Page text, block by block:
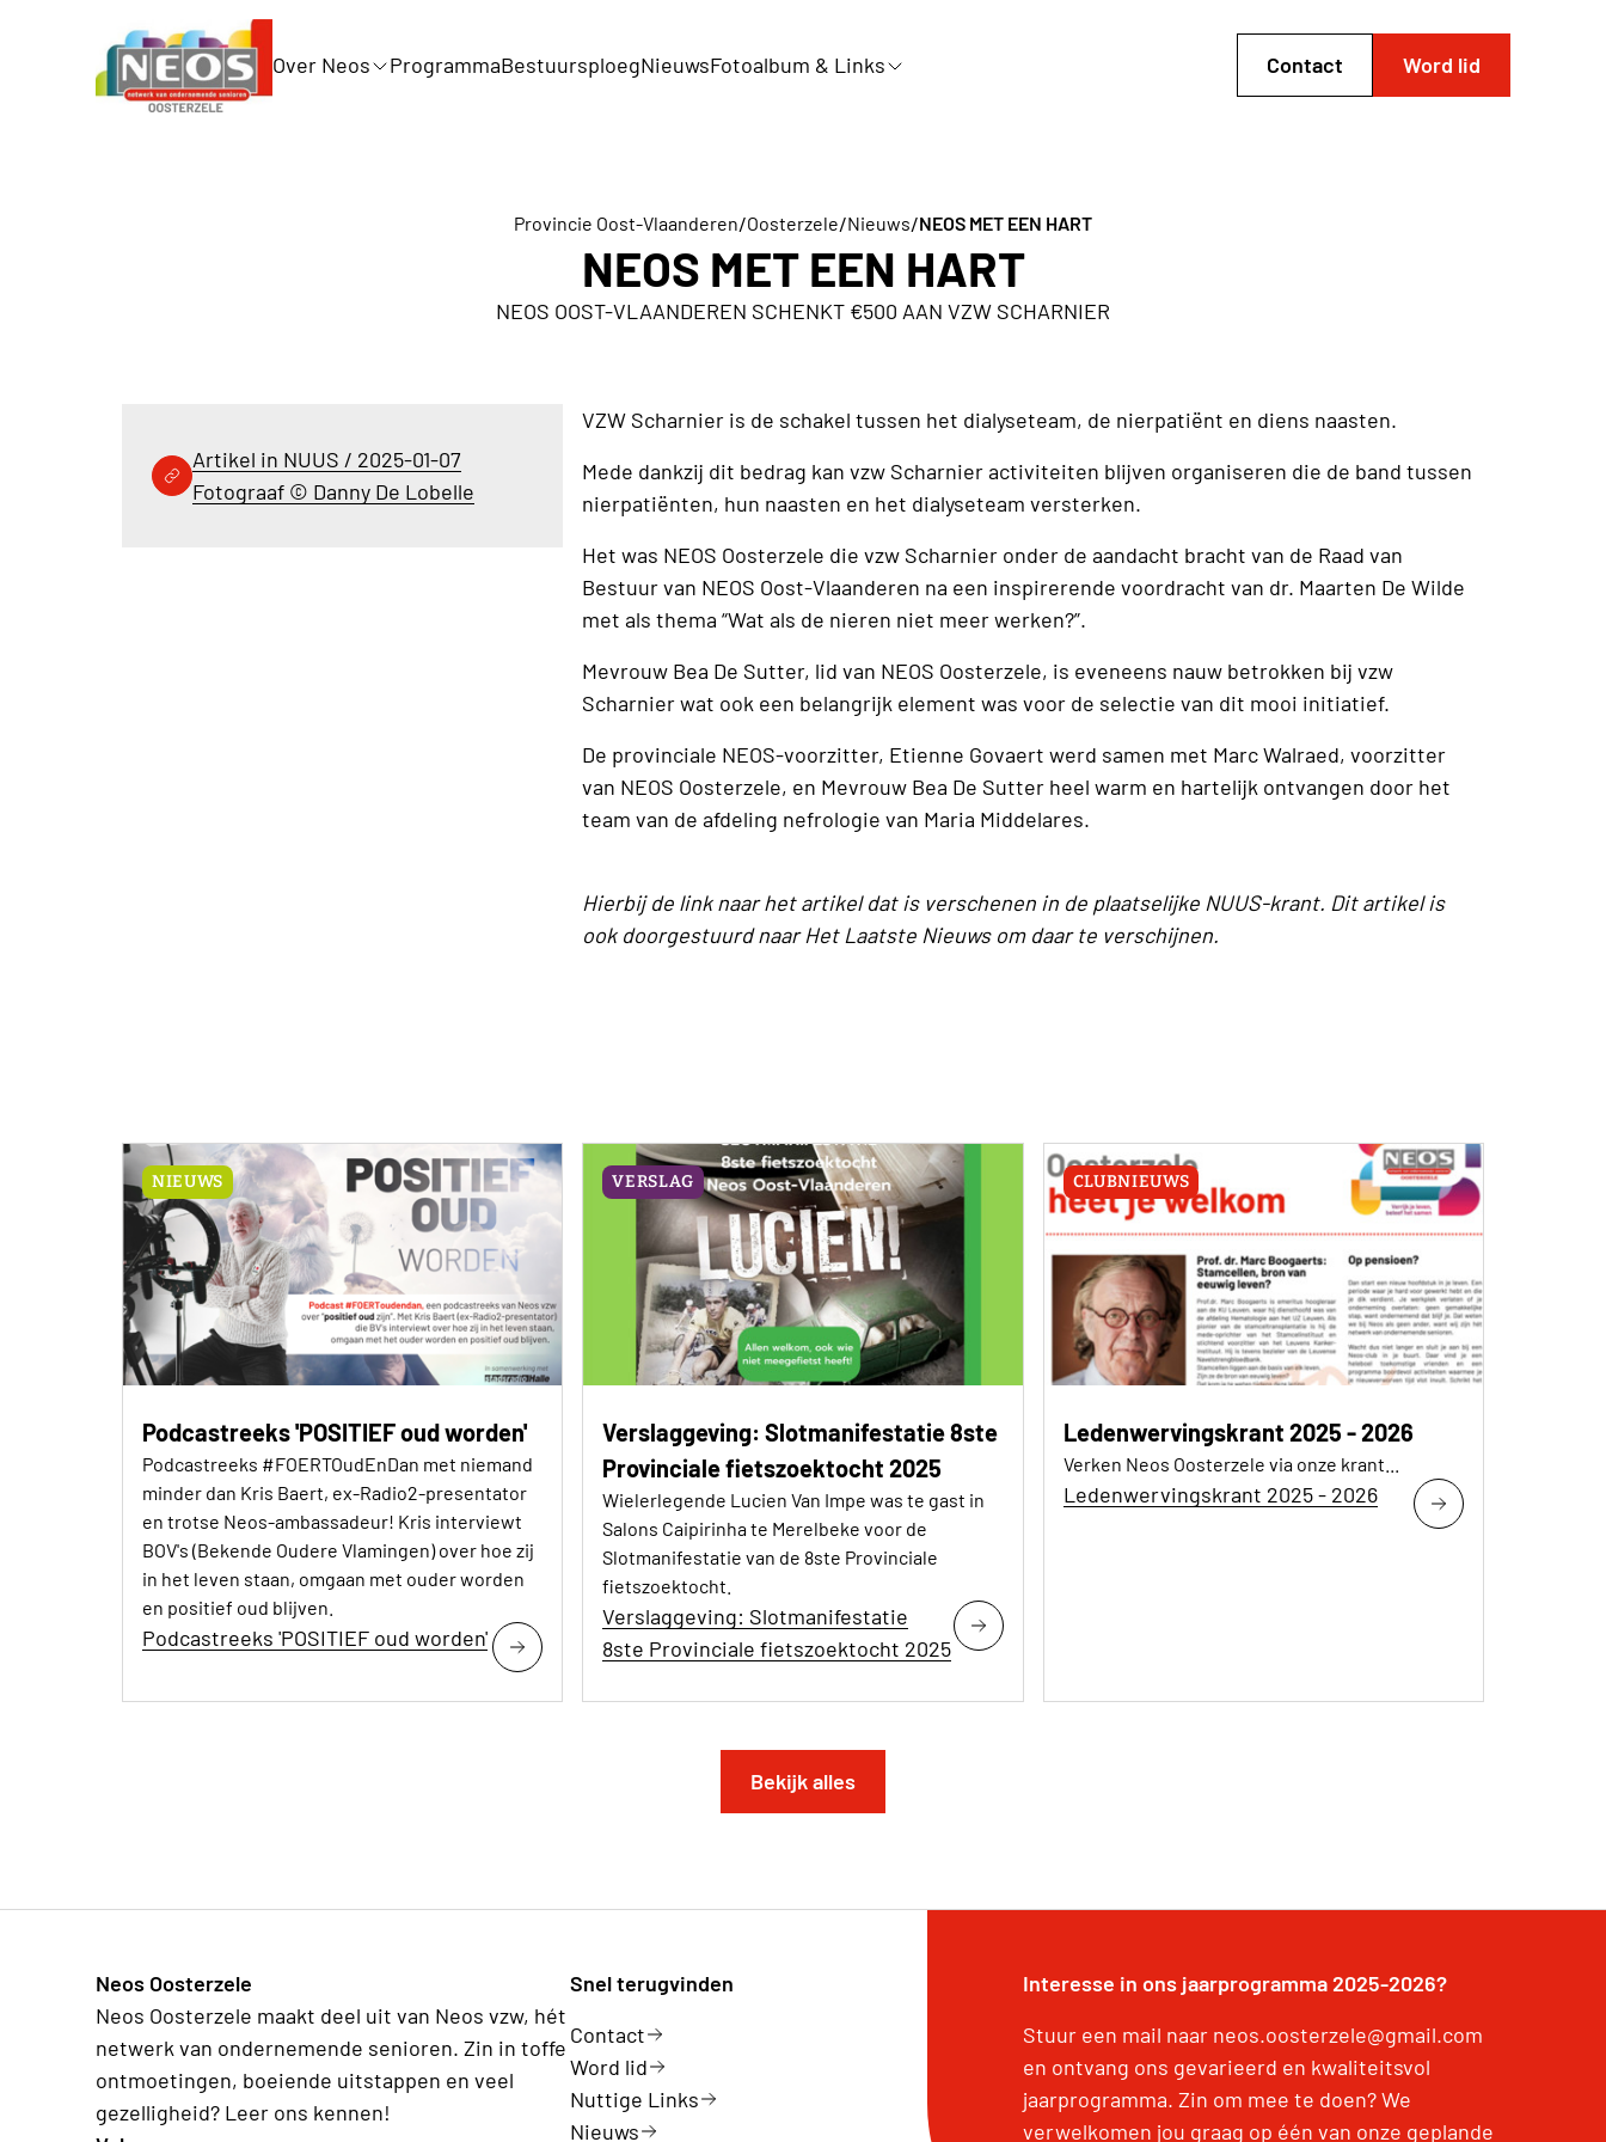
Over Neos ProgrammaBestuursploegNieuwsFotoalbum & Links Contact Word lid
Provincie Oost-Vlaanderen/Oosterzele/Nieuws/NEOS MET EEN HART
NEOS MET EEN HART
NEOS OOST-VLAANDEREN SCHENKT €500 AAN VZW SCHARNIER
Artikel in NUUS / 2025-01-07
Fotograaf © Danny De Lobelle
VZW Scharnier is de schakel tussen het dialyseteam, de nierpatiënt en diens naasten.
Mede dankzij dit bedrag kan vzw Scharnier activiteiten blijven organiseren die de band tussen
nierpatiënten, hun naasten en het dialyseteam versterken.
Het was NEOS Oosterzele die vzw Scharnier onder de aandacht bracht van de Raad van
Bestuur van NEOS Oost-Vlaanderen na een inspirerende voordracht van dr. Maarten De Wilde
met als thema “Wat als de nieren niet meer werken?”.
Mevrouw Bea De Sutter, lid van NEOS Oosterzele, is eveneens nauw betrokken bij vzw
Scharnier wat ook een belangrijk element was voor de selectie van dit mooi initiatief.
De provinciale NEOS-voorzitter, Etienne Govaert werd samen met Marc Walraed, voorzitter
van NEOS Oosterzele, en Mevrouw Bea De Sutter heel warm en hartelijk ontvangen door het
team van de afdeling nefrologie van Maria Middelares.
Hierbij de link naar het artikel dat is verschenen in de plaatselijke NUUS-krant. Dit artikel is
ook doorgestuurd naar Het Laatste Nieuws om daar te verschijnen.
NIEUWS
Podcastreeks 'POSITIEF oud worden'
Podcastreeks #FOERTOudEnDan met niemand
minder dan Kris Baert, ex-Radio2-presentator
en trotse Neos-ambassadeur! Kris interviewt
BOV's (Bekende Oudere Vlamingen) over hoe zij
in het leven staan, omgaan met ouder worden
en positief oud blijven.
Podcastreeks 'POSITIEF oud worden'
VERSLAG
Verslaggeving: Slotmanifestatie 8ste
Provinciale fietszoektocht 2025
Wielerlegende Lucien Van Impe was te gast in
Salons Caipirinha te Merelbeke voor de
Slotmanifestatie van de 8ste Provinciale
fietszoektocht.
Verslaggeving: Slotmanifestatie
8ste Provinciale fietszoektocht 2025
CLUBNIEUWS
Ledenwervingskrant 2025 - 2026
Verken Neos Oosterzele via onze krant...
Ledenwervingskrant 2025 - 2026
Bekijk alles
Neos Oosterzele
Neos Oosterzele maakt deel uit van Neos vzw, hét
netwerk van ondernemende senioren. Zin in toffe
ontmoetingen, boeiende uitstappen en veel
gezelligheid? Leer ons kennen!
Snel terugvinden
Contact
Word lid
Nuttige Links
Nieuws
Interesse in ons jaarprogramma 2025-2026?
Stuur een mail naar neos.oosterzele@gmail.com
en ontvang ons gevarieerd en kwaliteitsvol
jaarprogramma. Zin om mee te doen? We
verwelkomen jou graag op één van onze geplande